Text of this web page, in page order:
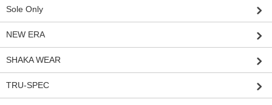
Sole Only
NEW ERA
SHAKA WEAR
TRU-SPEC